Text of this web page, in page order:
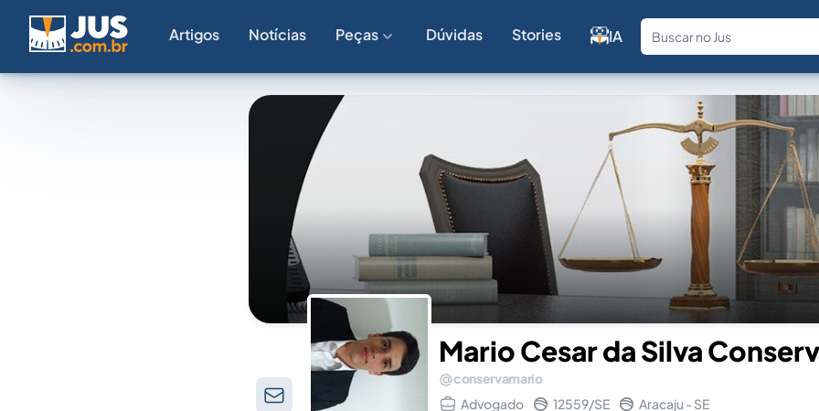
Artigos Notícias Peças Dúvidas Stories IA
Fale com
Mario Cesar da Silva
conservamario
Advogado
12559/SE Aracaju - SE